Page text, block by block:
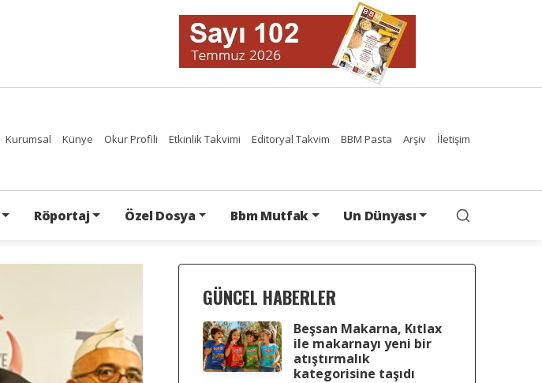
Kurumsal Künye Okur Profili Etkinlik Takvimi Editoryal Takvim BBM Pasta Arşiv İletişim
Röportaj Özel Dosya Bbm Mutfak Un Dünyası
GÜNCEL HABERLER
Beşsan Makarna, Kıtlax
ile makarnayı yeni bir
atıştırmalık
kategorisine taşıdı